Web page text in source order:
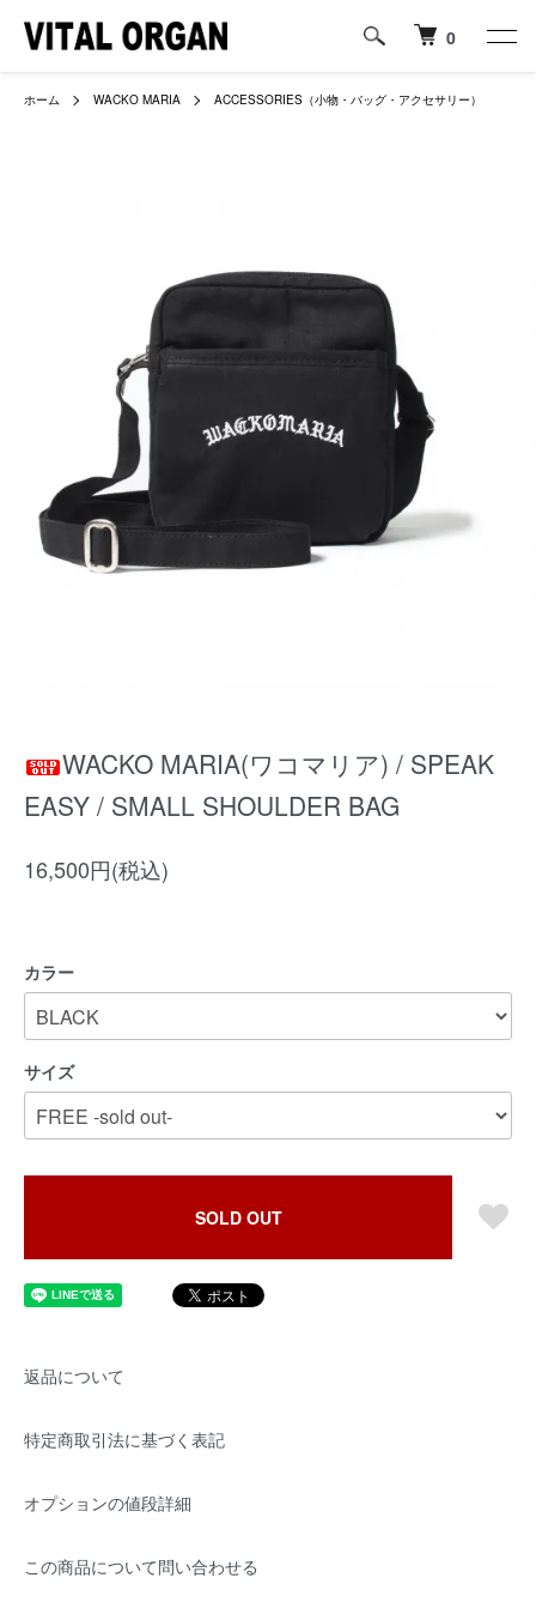
0
ホーム WACKO MARIA ACCESSORIES（小物・バッグ・アクセサリー）
WACKO MARIA(ワコマリア) / SPEAK
EASY / SMALL SHOULDER BAG
16,500円(税込)
カラー
サイズ
SOLD OUT
返品について
特定商取引法に基づく表記
オプションの値段詳細
この商品について問い合わせる